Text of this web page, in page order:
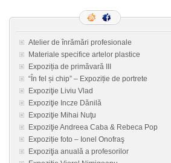
Atelier de înrămări profesionale
Materiale specifice artelor plastice
Expoziția de primăvară III
“Ȋn fel și chip” – Expoziție de portrete
Expoziţie Liviu Vlad
Expoziţie Incze Dănilă
Expoziţie Mihai Nuţu
Expoziţie Andreea Caba & Rebeca Pop
Expoziție foto – Ionel Onofraş
Expoziţia anuală a profesorilor